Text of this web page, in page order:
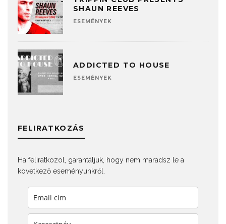
SHAUN REEVES
ESEMÉNYEK
ADDICTED TO HOUSE
ESEMÉNYEK
FELIRATKOZÁS
Ha feliratkozol, garantáljuk, hogy nem maradsz le a
következő eseményünkről.